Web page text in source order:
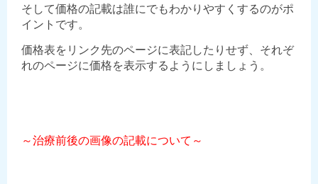
そして価格の記載は誰にでもわかりやすくするのがポ
イントです。
価格表をリンク先のページに表記したりせず、それぞ
れのページに価格を表示するようにしましょう。
～治療前後の画像の記載について～